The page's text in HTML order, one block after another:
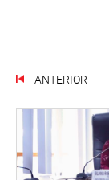
ANTERIOR